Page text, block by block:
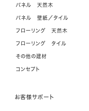
パネル 天然木
パネル 壁紙／タイル
フローリング 天然木
フローリング タイル
その他の建材
コンセプト
お客様サポート